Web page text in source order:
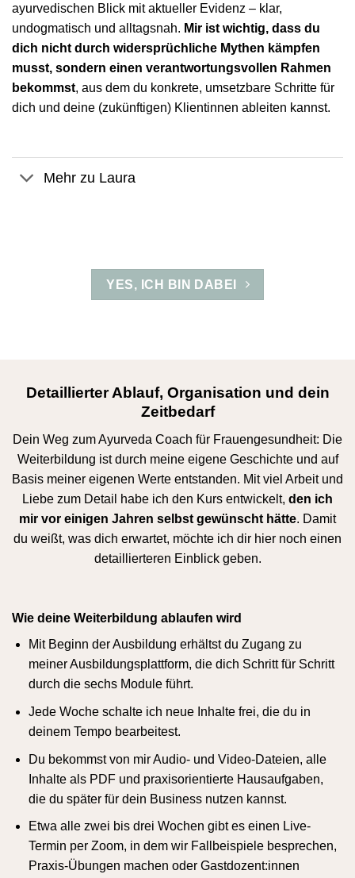
ayurvedischen Blick mit aktueller Evidenz – klar,
undogmatisch und alltagsnah. Mir ist wichtig, dass du
dich nicht durch widersprüchliche Mythen kämpfen
musst, sondern einen verantwortungsvollen Rahmen
bekommst, aus dem du konkrete, umsetzbare Schritte für
dich und deine (zukünftigen) Klientinnen ableiten kannst.
Mehr zu Laura
YES, ICH BIN DABEI
Detaillierter Ablauf, Organisation und dein
Zeitbedarf
Dein Weg zum Ayurveda Coach für Frauengesundheit: Die
Weiterbildung ist durch meine eigene Geschichte und auf
Basis meiner eigenen Werte entstanden. Mit viel Arbeit und
Liebe zum Detail habe ich den Kurs entwickelt, den ich
mir vor einigen Jahren selbst gewünscht hätte. Damit
du weißt, was dich erwartet, möchte ich dir hier noch einen
detaillierteren Einblick geben.
Wie deine Weiterbildung ablaufen wird
Mit Beginn der Ausbildung erhältst du Zugang zu
meiner Ausbildungsplattform, die dich Schritt für Schritt
durch die sechs Module führt.
Jede Woche schalte ich neue Inhalte frei, die du in
deinem Tempo bearbeitest.
Du bekommst von mir Audio- und Video-Dateien, alle
Inhalte als PDF und praxisorientierte Hausaufgaben,
die du später für dein Business nutzen kannst.
Etwa alle zwei bis drei Wochen gibt es einen Live-
Termin per Zoom, in dem wir Fallbeispiele besprechen,
Praxis-Übungen machen oder Gastdozent:innen